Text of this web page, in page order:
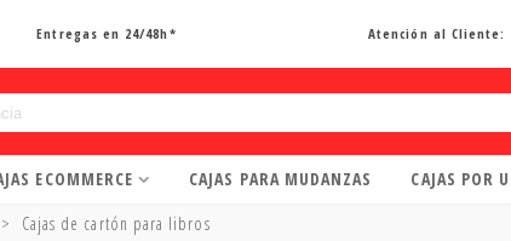
Entregas en 24/48h* Atención al Cliente:
ECOMMERCE CAJAS PARA MUDANZAS CAJAS POR
> Cajas de cartón para libros